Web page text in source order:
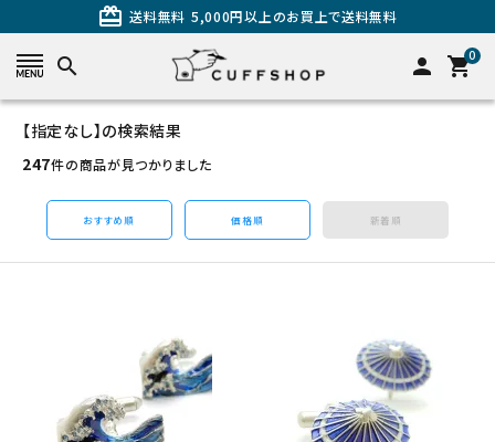
card_giftcard 送料無料 5,000円以上のお買上で送料無料
search person 0
shopping_cart
カテゴリーから探す
【指定なし】の検索結果
247件の商品が見つかりました
おすすめ順 価格順 新着順